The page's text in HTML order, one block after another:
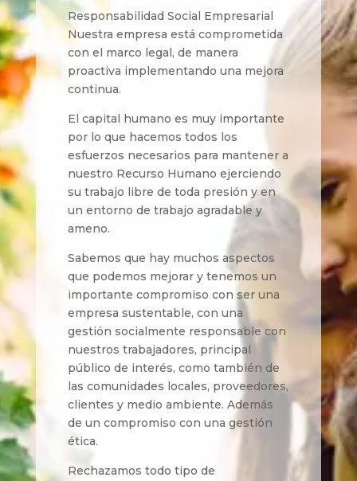
Responsabilidad Social Empresarial
Nuestra empresa está comprometida
con el marco legal, de manera
proactiva implementando una mejora
continua.
El capital humano es muy importante
por lo que hacemos todos los
esfuerzos necesarios para mantener a
nuestro Recurso Humano ejerciendo
su trabajo libre de toda presión y en
un entorno de trabajo agradable y
ameno.
Sabemos que hay muchos aspectos
que podemos mejorar y tenemos un
importante compromiso con ser una
empresa sustentable, con una
gestión socialmente responsable con
nuestros trabajadores, principal
público de interés, como también de
las comunidades locales, proveedores,
clientes y medio ambiente. Además
de un compromiso con una gestión
ética.
Rechazamos todo tipo de